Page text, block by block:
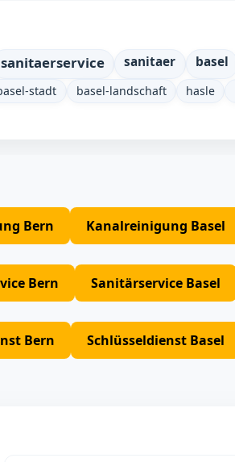
sanitaerservice sanitaer basel
stadt basel-landschaft hasle
Bern Kanalreinigung Basel
Bern Sanitärservice Basel
Bern Schlüsseldienst Basel